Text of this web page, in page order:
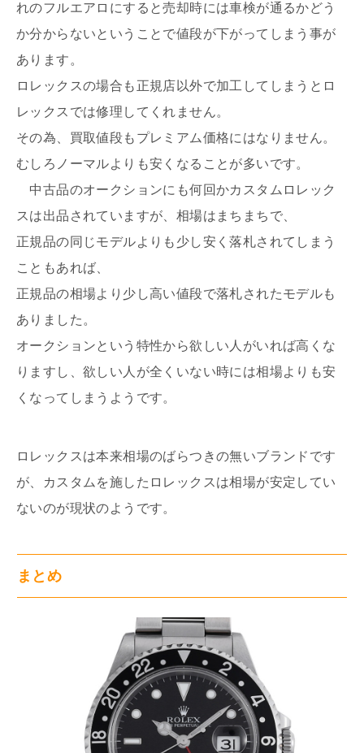
れのフルエアロにすると売却時には車検が通るかどう
か分からないということで値段が下がってしまう事が
あります。
ロレックスの場合も正規店以外で加工してしまうとロ
レックスでは修理してくれません。
その為、買取値段もプレミアム価格にはなりません。
むしろノーマルよりも安くなることが多いです。
中古品のオークションにも何回かカスタムロレック
スは出品されていますが、相場はまちまちで、
正規品の同じモデルよりも少し安く落札されてしまう
こともあれば、
正規品の相場より少し高い値段で落札されたモデルも
ありました。
オークションという特性から欲しい人がいれば高くな
りますし、欲しい人が全くいない時には相場よりも安
くなってしまうようです。
ロレックスは本来相場のばらつきの無いブランドです
が、カスタムを施したロレックスは相場が安定してい
ないのが現状のようです。
まとめ